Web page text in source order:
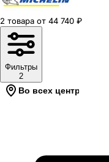
2 товара от 44 740 ₽
Фильтры
2
Во всех центрах